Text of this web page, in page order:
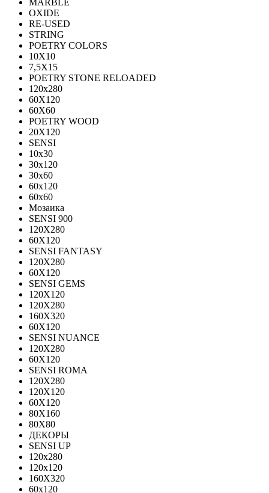
MARBLE
OXIDE
RE-USED
STRING
POETRY COLORS
10Х10
7,5Х15
POETRY STONE RELOADED
120x280
60Х120
60Х60
POETRY WOOD
20Х120
SENSI
10x30
30x120
30x60
60x120
60x60
Мозаика
SENSI 900
120Х280
60X120
SENSI FANTASY
120Х280
60Х120
SENSI GEMS
120Х120
120Х280
160X320
60X120
SENSI NUANCE
120X280
60X120
SENSI ROMA
120X280
120Х120
60X120
80X160
80X80
ДЕКОРЫ
SENSI UP
120x280
120х120
160X320
60х120